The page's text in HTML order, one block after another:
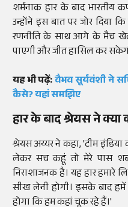
शर्मनाक हार के बाद भारतीय
उन्होंने इस बात पर जोर दिया
रणनीति के साथ आगे के मैच
पाएगी और जीत हासिल कर
यह भी पढ़ें:वैभव सूर्यवंशी ने
कैसे? यहां समझिए
हार के बाद श्रेयस ने क्या
श्रेयस अय्यर ने कहा, 'टीम
लेकर सच कहूं तो मेरे पास
निराशाजनक है। यह हार हमारे
सीख लेनी होगी। इसके बाद
होगा कि हम कहां चूक रहे हैं।'